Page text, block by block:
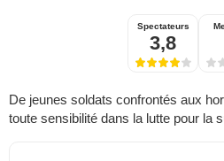
Spectateurs
3,8
De jeunes soldats confrontés aux
toute sensibilité dans la lutte pour la